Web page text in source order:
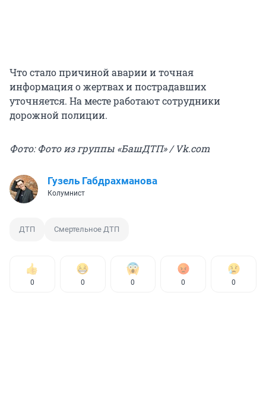
Что стало причиной аварии и точная
информация о жертвах и пострадавших
уточняется. На месте работают сотрудники
дорожной полиции.
Фото: Фото из группы «БашДТП» / Vk.com
Гузель Габдрахманова
Колумнист
ДТП Смертельное ДТП
0 0 0 0 0